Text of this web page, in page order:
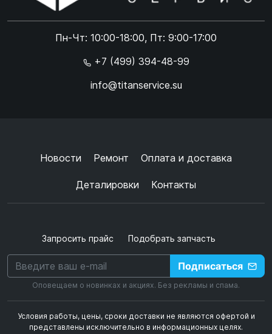
Пн-Чт: 10:00-18:00, Пт: 9:00-17:00
+7 (499) 394-48-99
info@titanservice.su
Новости Ремонт Оплата и доставка
Деталировки Контакты
Запросить прайс Подобрать запчасть
Подписаться
Оповещаем о новинках и акциях. Без рекламы и спама.
Условия работы, цены, сроки доставки не являются офертой и
представлены исключительно в информационных целях.
Online чат